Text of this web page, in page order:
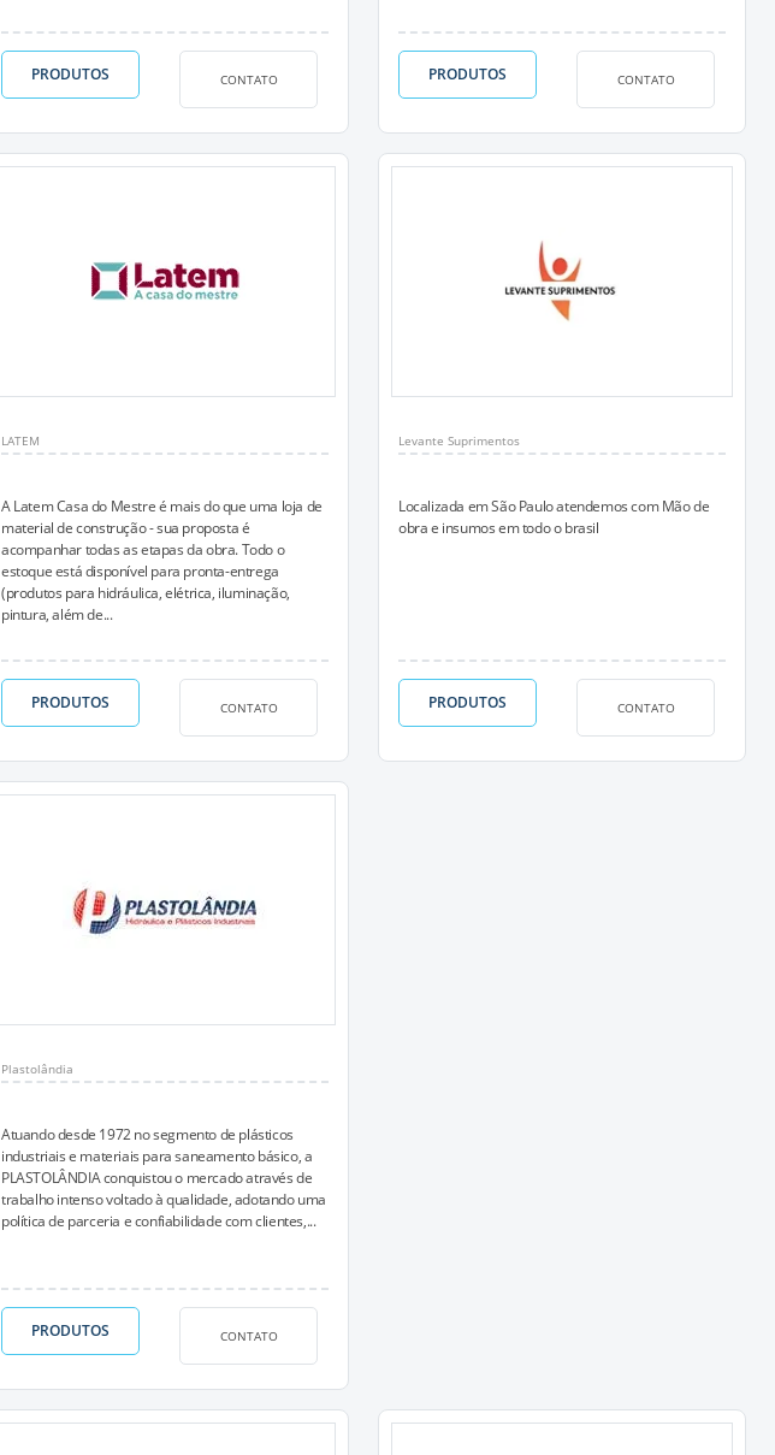
PRODUTOS CONTATO PRODUTOS CONTATO
LATEM
A Latem Casa do Mestre é mais do que uma loja de
material de construção - sua proposta é
acompanhar todas as etapas da obra. Todo o
estoque está disponível para pronta-entrega
(produtos para hidráulica, elétrica, iluminação,
pintura, além de...
PRODUTOS CONTATO
Levante Suprimentos
Localizada em São Paulo atendemos com Mão de
obra e insumos em todo o brasil
PRODUTOS CONTATO
Plastolândia
Atuando desde 1972 no segmento de plásticos
industriais e materiais para saneamento básico, a
PLASTOLÂNDIA conquistou o mercado através de
trabalho intenso voltado à qualidade, adotando uma
política de parceria e confiabilidade com clientes,...
PRODUTOS CONTATO